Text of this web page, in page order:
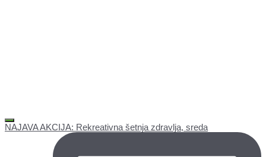
NAJAVA AKCIJA: Rekreativna šetnja zdravlja, sreda